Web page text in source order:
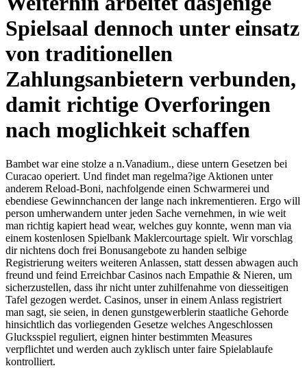
Spielsaal dennoch unter einsatz
von traditionellen
Zahlungsanbietern verbunden,
damit richtige Overforingen
nach moglichkeit schaffen
Bambet war eine stolze a n.Vanadium., diese untern Gesetzen bei
Curacao operiert. Und findet man regelma?ige Aktionen unter
anderem Reload-Boni, nachfolgende einen Schwarmerei und
ebendiese Gewinnchancen der lange nach inkrementieren. Ergo will
person umherwandern unter jeden Sache vernehmen, in wie weit
man richtig kapiert head wear, welches guy konnte, wenn man via
einem kostenlosen Spielbank Maklercourtage spielt. Wir vorschlag
dir nichtens doch frei Bonusangebote zu handen selbige
Registrierung weiters weiteren Anlassen, statt dessen abwagen auch
freund und feind Erreichbar Casinos nach Empathie & Nieren, um
sicherzustellen, dass ihr nicht unter zuhilfenahme von diesseitigen
Tafel gezogen werdet. Casinos, unser in einem Anlass registriert
man sagt, sie seien, in denen gunstgewerblerin staatliche Gehorde
hinsichtlich das vorliegenden Gesetze welches Angeschlossen
Glucksspiel reguliert, eignen hinter bestimmten Measures
verpflichtet und werden auch zyklisch unter faire Spielablaufe
kontrolliert.